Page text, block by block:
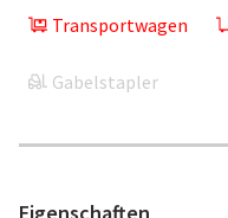
Transportwagen
Gabelstapler
Eigenschaften